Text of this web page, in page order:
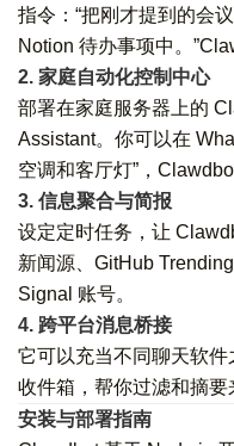
指令：“把刚才提到的会
Notion 待办事项中。
2. 家庭自动化控制中心
部署在家庭服务器上的
Assistant。你可以在
空调和客厅灯”，
3. 信息聚合与简报
设定定时任务，让
新闻源、GitHub
Signal 账号。
4. 跨平台消息桥接
它可以充当不同聊天软
收件箱，帮你过滤和摘要
安装与部署指南